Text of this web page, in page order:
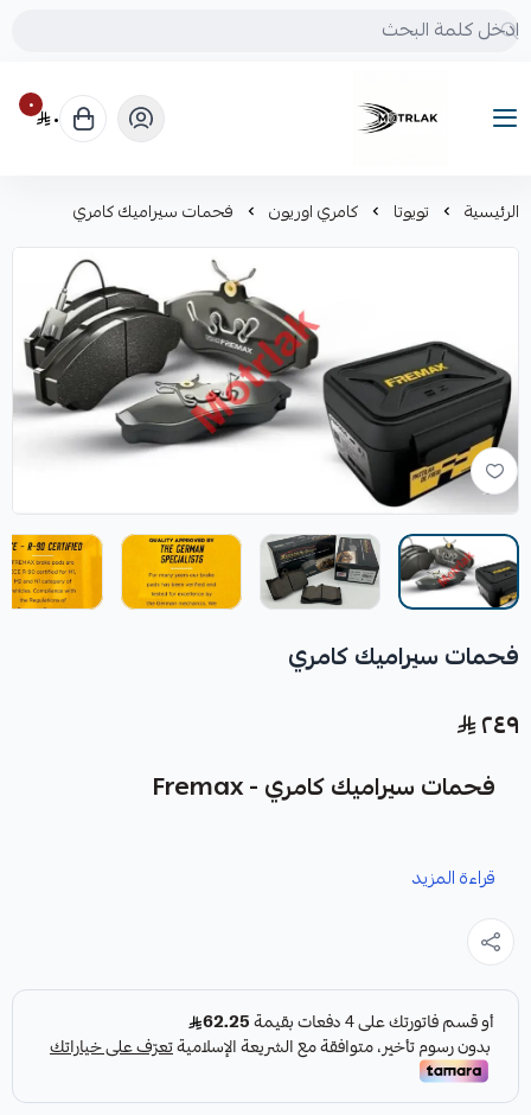
Motrlak
٠ ٠
الرئيسية تويوتا كامري اوريون فحمات سيراميك كامري
فحمات سيراميك كامري
٢٤٩
فحمات سيراميك كامري - Fremax
متينة وعالية الجودة مصممة لتعزيز أداء نظام الفرامل في سيارتك.
مميزات المنتج:
قراءة المزيد